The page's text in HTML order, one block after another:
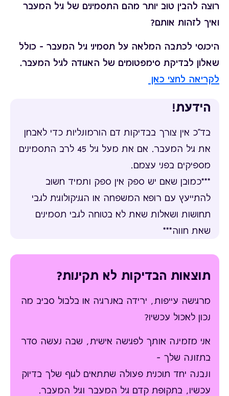
רוצה להבין טוב יותר מהם התסמינים של גיל המעבר
ואיך לזהות אותם?
היכנסי לכתבה המלאה על תסמיני גיל המעבר – כולל
שאלון לבדיקת סימפטומים של האגודה לגיל המעבר.
לקריאה לחצי כאן
הידעת!
בד"כ אין צורך בבדיקות דם הורמונליות כדי לאבחן
את גיל המעבר. אם את מעל גיל 45 לרב התסמינים
מספיקים בפני עצמם.
***כמובן שאם יש ספק אין ספק ותמיד חשוב
להתייעץ עם רופא המשפחה או הגניקולוגית לגבי
תחושות ושאלות שאת לא בטוחה לגבי תסמינים
שאת חווה***
תוצאות הבדיקות לא תקינות?
מרגישה עייפות, ירידה באנרגיה או בלבול סביב מה
נכון לאכול עכשיו?
אני מזמינה אותך לפגישה אישית, שבה נעשה סדר
בתזונה שלך –
ונבנה יחד תוכנית פעולה שתתאים לגוף שלך בדיוק
עכשיו, בתקופת קדם גיל המעבר וגיל המעבר.